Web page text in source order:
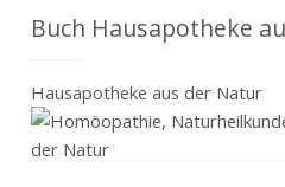
Buch Hausapotheke
Hausapotheke aus der Natur